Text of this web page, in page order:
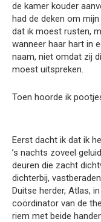
de kamer kouder
had de deken om
dat ik moest rusten,
wanneer haar hart in
naam, niet omdat zij
moest uitspreken.
Toen hoorde ik
Eerst dacht ik dat ik
’s nachts zoveel
deuren die zacht
dichterbij,
Duitse herder, Atlas,
coördinator van de
riem met beide